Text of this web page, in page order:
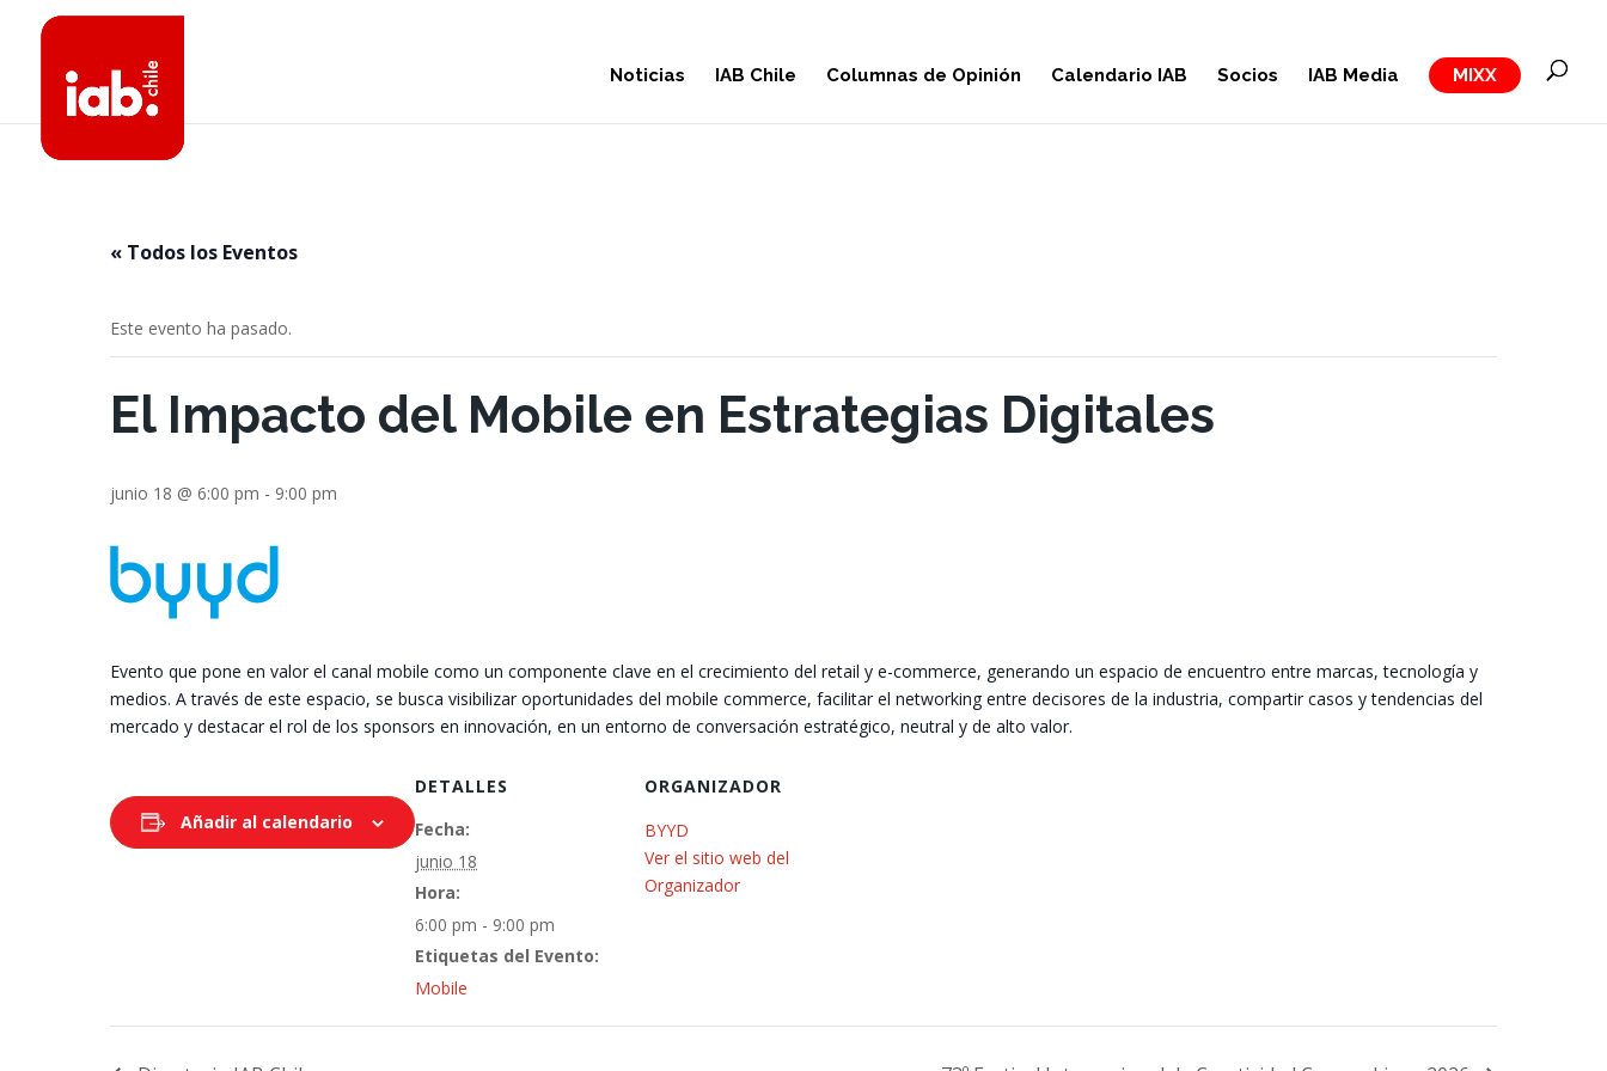
Noticias IAB Chile Columnas de Opinión Calendario IAB Socios IAB Media MIXX
« Todos los Eventos
Este evento ha pasado.
El Impacto del Mobile en Estrategias Digitales
junio 18 @ 6:00 pm - 9:00 pm
Evento que pone en valor el canal mobile como un componente clave en el crecimiento del retail y e-commerce, generando un espacio de encuentro entre marcas, tecnología y
medios. A través de este espacio, se busca visibilizar oportunidades del mobile commerce, facilitar el networking entre decisores de la industria, compartir casos y tendencias del
mercado y destacar el rol de los sponsors en innovación, en un entorno de conversación estratégico, neutral y de alto valor.
Añadir al calendario
DETALLES
Fecha:
junio 18
Hora:
6:00 pm - 9:00 pm
Etiquetas del Evento:
Mobile
ORGANIZADOR
BYYD
Ver el sitio web del
Organizador